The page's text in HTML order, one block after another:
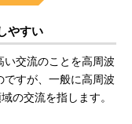
やすい
交流のことを高周波
ですが、一般に高周波
の交流を指します。